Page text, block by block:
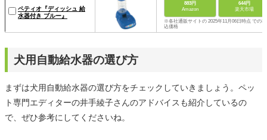
ペティオ『ディッシュ 給
水器付き ブルー』
883円
Amazon
644円
楽天市場
※各社通販サイトの 2025年11月06日時点 での税
込価格
犬用自動給水器の選び方
まずは犬用自動給水器の選び方をチェックしていきましょう。ペッ
ト専門エディターの井手綾子さんのアドバイスも紹介しているの
で、ぜひ参考にしてくださいね。